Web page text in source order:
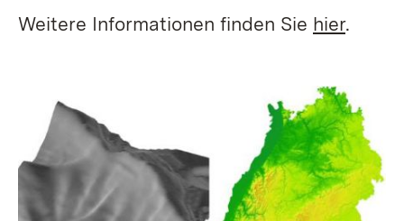
Weitere Informationen finden Sie hier.